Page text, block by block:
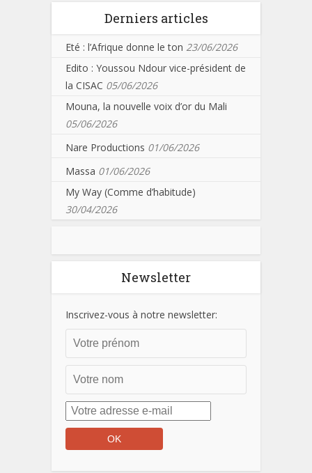
Derniers articles
Eté : l’Afrique donne le ton 23/06/2026
Edito : Youssou Ndour vice-président de
la CISAC 05/06/2026
Mouna, la nouvelle voix d’or du Mali
05/06/2026
Nare Productions 01/06/2026
Massa 01/06/2026
My Way (Comme d’habitude)
30/04/2026
Newsletter
Inscrivez-vous à notre newsletter: